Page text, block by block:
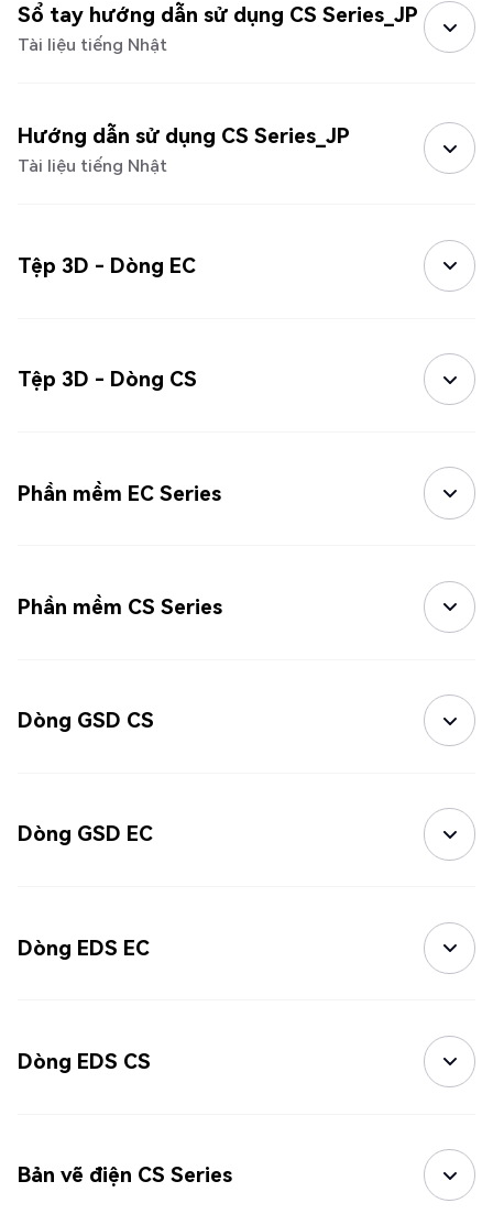
Sổ tay hướng dẫn sử dụng CS Series_JP
Tài liệu tiếng Nhật
Hướng dẫn sử dụng CS Series_JP
Tài liệu tiếng Nhật
Tệp 3D - Dòng EC
Tệp 3D - Dòng CS
Phần mềm EC Series
Phần mềm CS Series
Dòng GSD CS
Dòng GSD EC
Dòng EDS EC
Dòng EDS CS
Bản vẽ điện CS Series